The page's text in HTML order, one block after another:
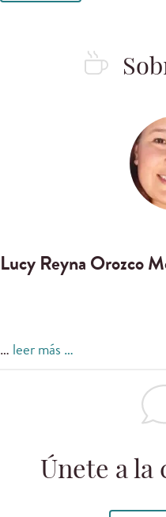
Lucy Reyna Orozco
… leer más …
Únete a la